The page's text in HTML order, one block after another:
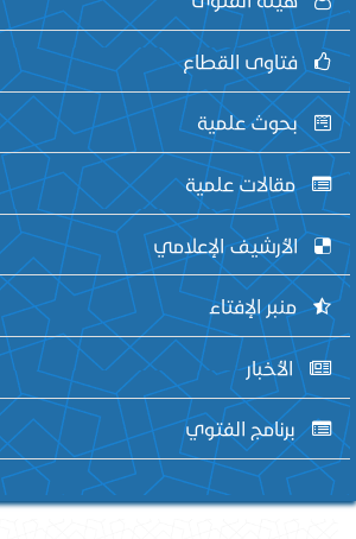
فتاوى القطاع
بحوث علمية
مقالات علمية
الأرشيف الإعلامي
منبر الإفتاء
الأخبار
برنامج الفتوي